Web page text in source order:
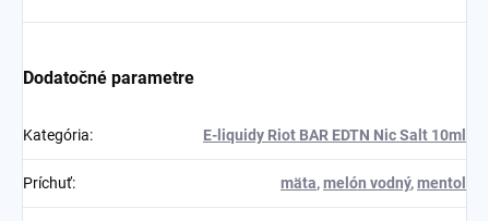
Dodatočné parametre
Kategória: E-liquidy Riot BAR EDTN Nic Salt 10ml
Príchuť: mäta,melón vodný,mentol